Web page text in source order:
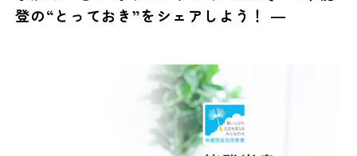
登の“とっておき”をシェアしよう！ ―